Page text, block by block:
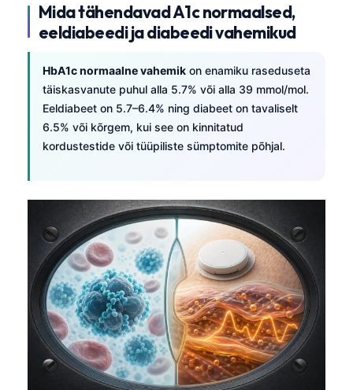
Mida tähendavad A1c normaalsed,
eeldiabeedi ja diabeedi vahemikud
HbA1c normaalne vahemik on enamiku raseduseta
täiskasvanute puhul alla 5.7% või alla 39 mmol/mol.
Eeldiabeet on 5.7–6.4% ning diabeet on tavaliselt
6.5% või kõrgem, kui see on kinnitatud
kordustestide või tüüpiliste sümptomite põhjal.